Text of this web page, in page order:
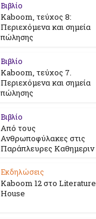
Βιβλίο
Kaboom, τεύχος 8:
Περιεχόμενα και σημεία
πώλησης
Βιβλίο
Kaboom, τεύχος 7.
Περιεχόμενα και σημεία
πώλησης
Βιβλίο
Από τους
Ανθρωποφύλακες στις
Παράπλευρες Καθημεριν
Εκδηλώσεις
Kaboom 12 στο Literature
House